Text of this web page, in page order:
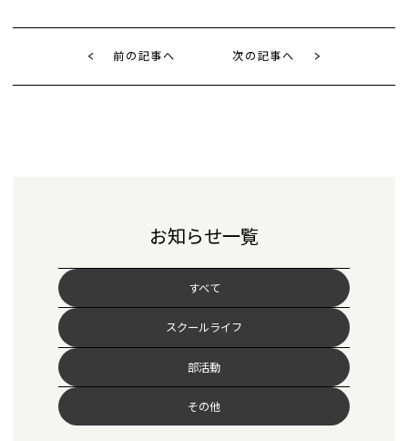
前の記事へ 次の記事へ
お知らせ一覧
すべて
スクールライフ
部活動
その他